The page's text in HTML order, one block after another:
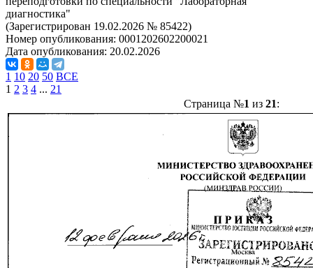
диагностика"
(Зарегистрирован 19.02.2026 № 85422)
Номер опубликования: 0001202602200021
Дата опубликования: 20.02.2026
1 10 20 50 ВСЕ
1 2 3 4 ... 21
Страница №1 из 21: